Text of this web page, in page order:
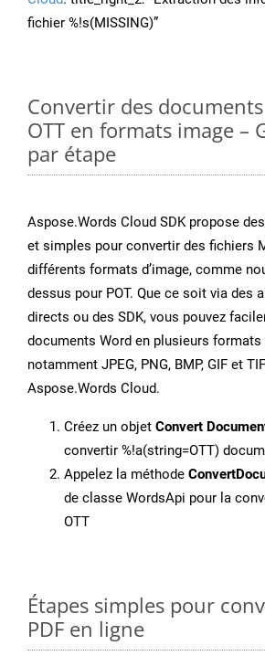
fichier %!s(MISSING)”
Convertir des
OTT en formats image –
par étape
Aspose.Words Cloud SDK propose
et simples pour convertir des fichiers
différents formats d’image, comme
dessus pour POT. Que ce soit via des
directs ou des SDK, vous pouvez
documents Word en plusieurs formats
notamment JPEG, PNG, BMP, GIF et
Aspose.Words Cloud.
Créez un objet Convert
convertir %!a(string=OTT)
Appelez la méthode
de classe WordsApi pour la
OTT
Étapes simples pour
PDF en ligne